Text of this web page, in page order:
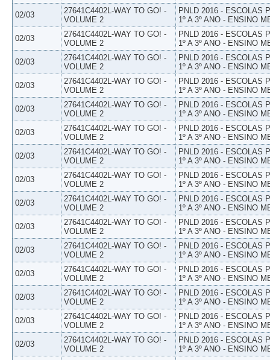
02/03
27641C4402L-WAY TO GO! -
VOLUME 2
PNLD 2016 - ESCOLAS
1º A 3º ANO - ENSINO
02/03
27641C4402L-WAY TO GO! -
VOLUME 2
PNLD 2016 - ESCOLAS
1º A 3º ANO - ENSINO
02/03
27641C4402L-WAY TO GO! -
VOLUME 2
PNLD 2016 - ESCOLAS
1º A 3º ANO - ENSINO
02/03
27641C4402L-WAY TO GO! -
VOLUME 2
PNLD 2016 - ESCOLAS
1º A 3º ANO - ENSINO
02/03
27641C4402L-WAY TO GO! -
VOLUME 2
PNLD 2016 - ESCOLAS
1º A 3º ANO - ENSINO
02/03
27641C4402L-WAY TO GO! -
VOLUME 2
PNLD 2016 - ESCOLAS
1º A 3º ANO - ENSINO
02/03
27641C4402L-WAY TO GO! -
VOLUME 2
PNLD 2016 - ESCOLAS
1º A 3º ANO - ENSINO
02/03
27641C4402L-WAY TO GO! -
VOLUME 2
PNLD 2016 - ESCOLAS
1º A 3º ANO - ENSINO
02/03
27641C4402L-WAY TO GO! -
VOLUME 2
PNLD 2016 - ESCOLAS
1º A 3º ANO - ENSINO
02/03
27641C4402L-WAY TO GO! -
VOLUME 2
PNLD 2016 - ESCOLAS
1º A 3º ANO - ENSINO
02/03
27641C4402L-WAY TO GO! -
VOLUME 2
PNLD 2016 - ESCOLAS
1º A 3º ANO - ENSINO
02/03
27641C4402L-WAY TO GO! -
VOLUME 2
PNLD 2016 - ESCOLAS
1º A 3º ANO - ENSINO
02/03
27641C4402L-WAY TO GO! -
VOLUME 2
PNLD 2016 - ESCOLAS
1º A 3º ANO - ENSINO
02/03
27641C4402L-WAY TO GO! -
VOLUME 2
PNLD 2016 - ESCOLAS
1º A 3º ANO - ENSINO
02/03
27641C4402L-WAY TO GO! -
VOLUME 2
PNLD 2016 - ESCOLAS
1º A 3º ANO - ENSINO